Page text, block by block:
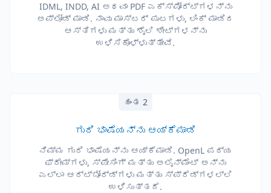
IDML, INDD, AI ಅಥವಾ PDF ಎಕ್ಸ್‌ಪೋರ್ಟ್‌ಗಳನ್ನು
ಅಪ್‌ಲೋಡ್ ಮಾಡಿ. ನಾವು ಮಾಸ್ಟರ್ ಪುಟಗಳು, ಲಿಂಕ್ ಮಾಡಿದ
ಆಸ್ತಿಗಳು ಮತ್ತು ಶೈಲಿ ಶೀಟ್‌ಗಳನ್ನು
ಉಳಿಸಿಕೊಳ್ಳುತ್ತೇವೆ.
ಹಂತ 2
ಗುರಿ ಭಾಷೆಯನ್ನು ಆಯ್ಕೆಮಾಡಿ
ನಿಮ್ಮ ಗುರಿ ಭಾಷೆಯನ್ನು ಆಯ್ಕೆಮಾಡಿ. OpenL ಪಠ್ಯ
ಫ್ರೇಮ್‌ಗಳು, ಸ್ಪೇಸಿಂಗ್ ಮತ್ತು ಅಲೈನ್‌ಮೆಂಟ್ ಅನ್ನು
ಎಲ್ಲಾ ಆರ್ಟ್‌ಬೋರ್ಡ್‌ಗಳು ಮತ್ತು ಸ್ಪ್ರೆಡ್‌ಗಳಲ್ಲಿ
ಉಳಿಸುತ್ತದೆ.